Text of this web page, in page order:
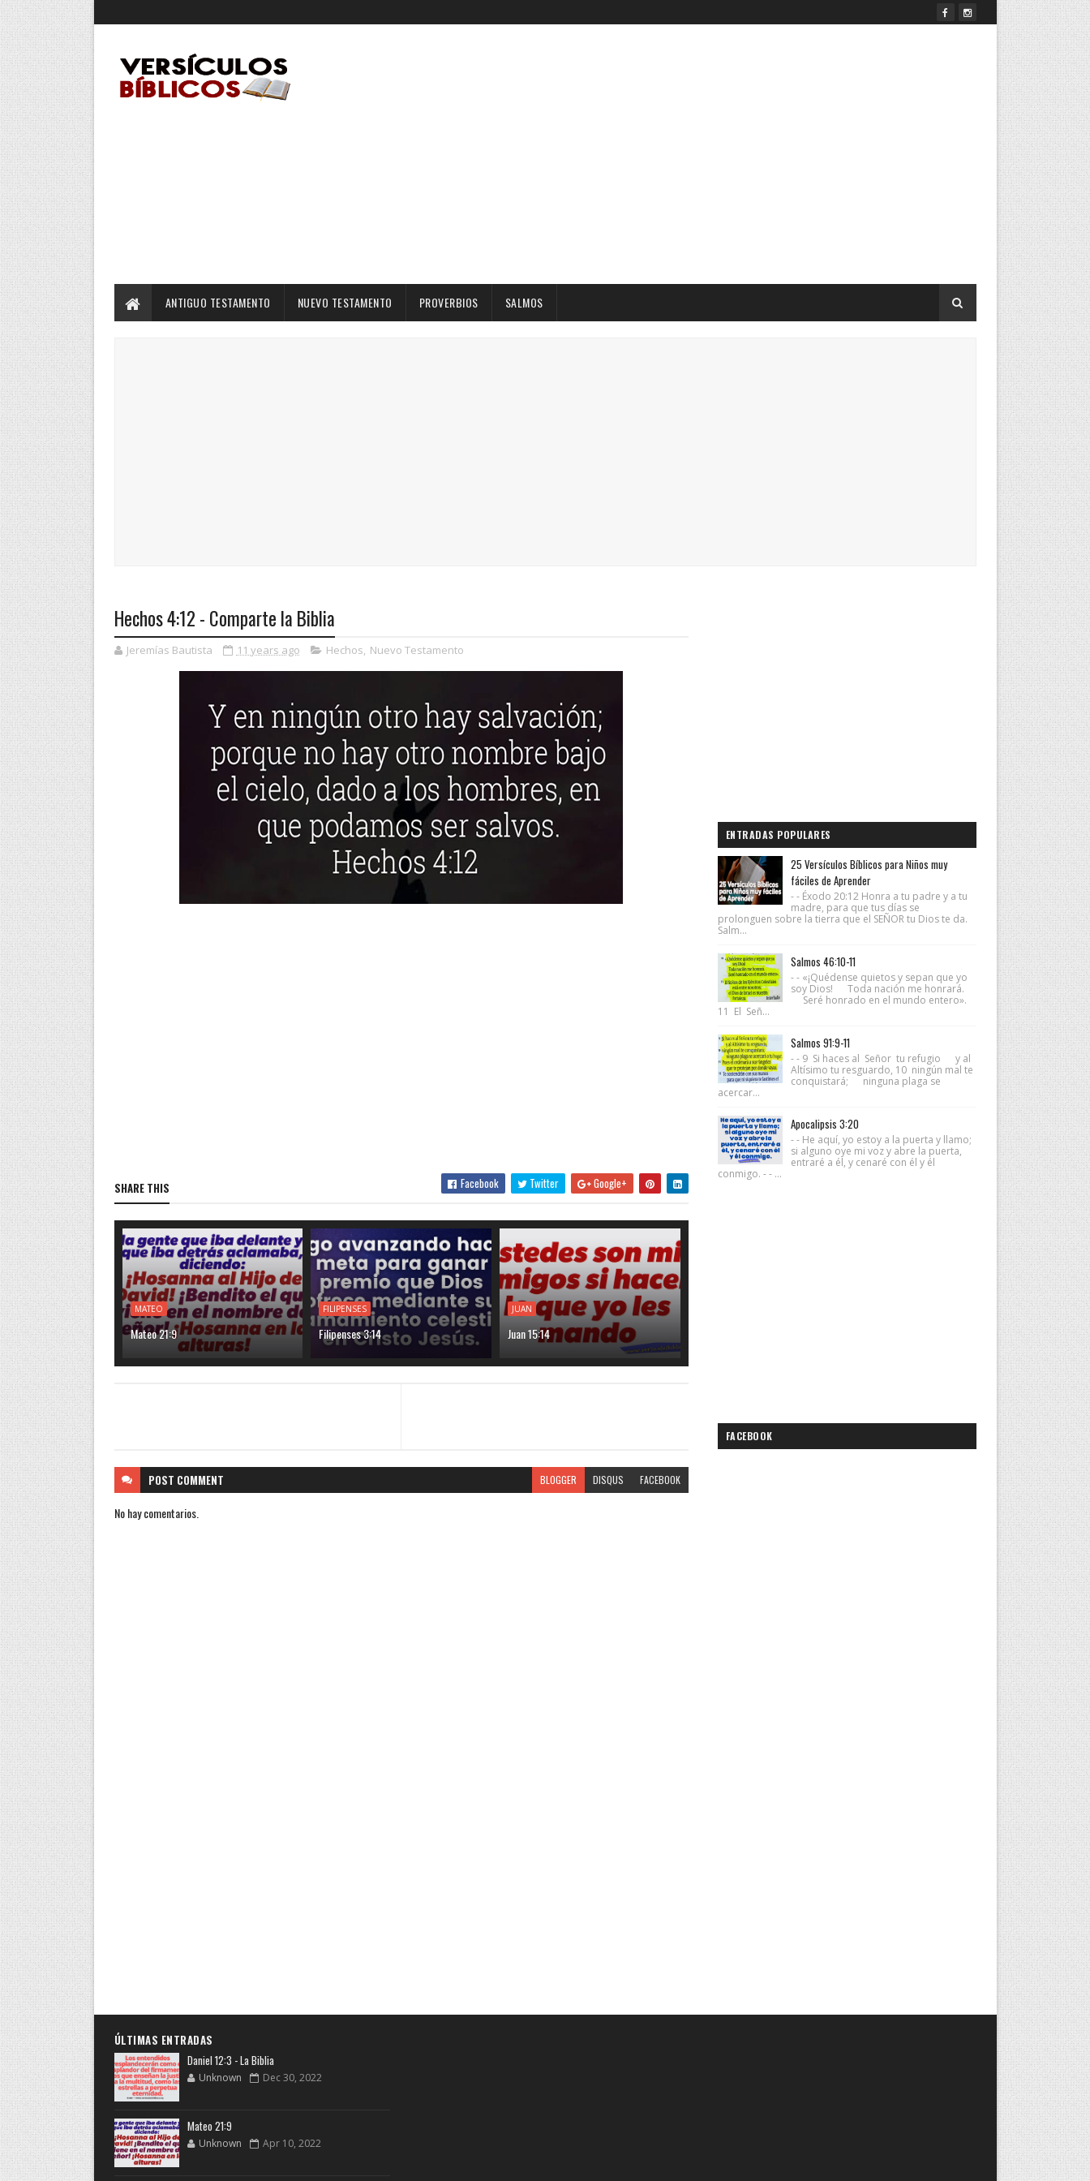
ANTIGUO TESTAMENTO NUEVO TESTAMENTO PROVERBIOS SALMOS
Hechos 4:12 - Comparte la Biblia
Jeremías Bautista 11 years ago Hechos, Nuevo Testamento
SHARE THIS Facebook Twitter Google+
MATEO
Mateo 21:9
FILIPENSES
Filipenses 3:14
JUAN
Juan 15:14
POST COMMENT BLOGGER DISQUS FACEBOOK
No hay comentarios.
ENTRADAS POPULARES
25 Versículos Bíblicos para Niños muy
fáciles de Aprender
- - Éxodo 20:12 Honra a tu padre y a tu
madre, para que tus días se
prolonguen sobre la tierra que el SEÑOR tu Dios te da.
Salm...
Salmos 46:10-11
- - «¡Quédense quietos y sepan que yo
soy Dios! Toda nación me honrará.
Seré honrado en el mundo entero».
11 El Señ...
Salmos 91:9-11
- - 9 Si haces al Señor tu refugio y al
Altísimo tu resguardo, 10 ningún mal te
conquistará; ninguna plaga se
acercar...
Apocalipsis 3:20
- - He aquí, yo estoy a la puerta y llamo;
si alguno oye mi voz y abre la puerta,
entraré a él, y cenaré con él y él
conmigo. - - ...
FACEBOOK
ÚLTIMAS ENTRADAS
Daniel 12:3 - La Biblia
Unknown Dec 30, 2022
Mateo 21:9
Unknown Apr 10, 2022